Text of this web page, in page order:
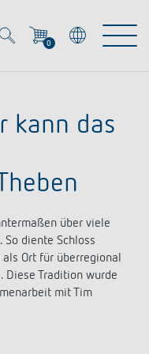
0
kann das
über viele
So diente Schloss
Ort für überregional
Diese Tradition wurde
mit Tim